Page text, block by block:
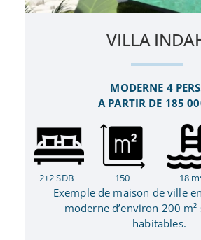
VILLA
MODERNE 4
A PARTIR DE 185
2+2 SDB 150 18
Exemple de maison de ville
moderne d’environ 200 m²
habitables.